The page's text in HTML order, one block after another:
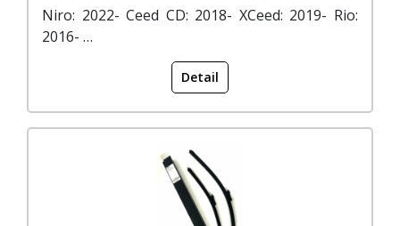
Niro: 2022- Ceed CD: 2018- XCeed: 2019- Rio:
2016- …
Detail